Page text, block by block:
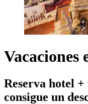
Vacaciones
Reserva hotel
consigue un